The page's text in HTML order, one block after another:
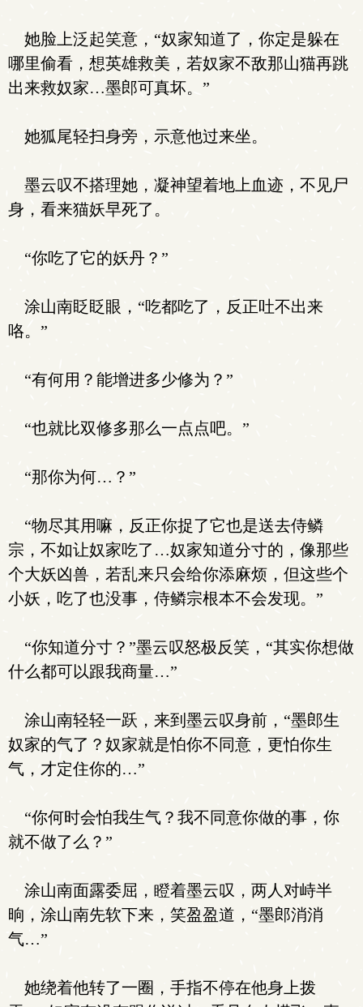
她脸上泛起笑意，“奴家知道了，你定是躲在
哪里偷看，想英雄救美，若奴家不敌那山猫再跳
出来救奴家…墨郎可真坏。”
她狐尾轻扫身旁，示意他过来坐。
墨云叹不搭理她，凝神望着地上血迹，不见尸
身，看来猫妖早死了。
“你吃了它的妖丹？”
涂山南眨眨眼，“吃都吃了，反正吐不出来
咯。”
“有何用？能增进多少修为？”
“也就比双修多那么一点点吧。”
“那你为何…？”
“物尽其用嘛，反正你捉了它也是送去侍鳞
宗，不如让奴家吃了…奴家知道分寸的，像那些
个大妖凶兽，若乱来只会给你添麻烦，但这些个
小妖，吃了也没事，侍鳞宗根本不会发现。”
“你知道分寸？”墨云叹怒极反笑，“其实你想做
什么都可以跟我商量…”
涂山南轻轻一跃，来到墨云叹身前，“墨郎生
奴家的气了？奴家就是怕你不同意，更怕你生
气，才定住你的…”
“你何时会怕我生气？我不同意你做的事，你
就不做了么？”
涂山南面露委屈，瞪着墨云叹，两人对峙半
晌，涂山南先软下来，笑盈盈道，“墨郎消消
气…”
她绕着他转了一圈，手指不停在他身上拨